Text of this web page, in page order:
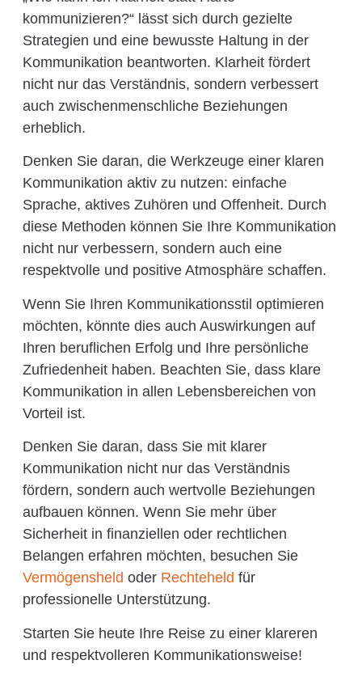
kommunizieren?“ lässt sich durch gezielte
Strategien und eine bewusste Haltung in der
Kommunikation beantworten. Klarheit fördert
nicht nur das Verständnis, sondern verbessert
auch zwischenmenschliche Beziehungen
erheblich.
Denken Sie daran, die Werkzeuge einer klaren
Kommunikation aktiv zu nutzen: einfache
Sprache, aktives Zuhören und Offenheit. Durch
diese Methoden können Sie Ihre Kommunikation
nicht nur verbessern, sondern auch eine
respektvolle und positive Atmosphäre schaffen.
Wenn Sie Ihren Kommunikationsstil optimieren
möchten, könnte dies auch Auswirkungen auf
Ihren beruflichen Erfolg und Ihre persönliche
Zufriedenheit haben. Beachten Sie, dass klare
Kommunikation in allen Lebensbereichen von
Vorteil ist.
Denken Sie daran, dass Sie mit klarer
Kommunikation nicht nur das Verständnis
fördern, sondern auch wertvolle Beziehungen
aufbauen können. Wenn Sie mehr über
Sicherheit in finanziellen oder rechtlichen
Belangen erfahren möchten, besuchen Sie
Vermögensheld oder Rechteheld für
professionelle Unterstützung.
Starten Sie heute Ihre Reise zu einer klareren
und respektvolleren Kommunikationsweise!